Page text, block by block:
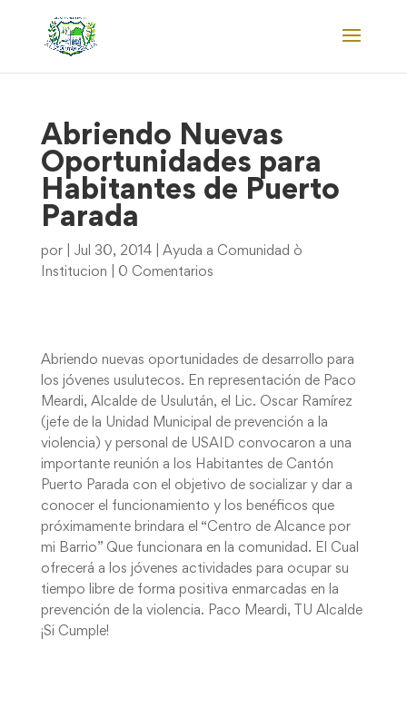
Abriendo Nuevas
Oportunidades para
Habitantes de Puerto
Parada
por Jul 30, 2014| Ayuda a Comunidad ò
Institucion
0 Comentarios
Abriendo nuevas oportunidades de desarrollo para
los jóvenes usulutecos. En representación de Paco
Meardi, Alcalde de Usulután, el Lic. Oscar Ramírez
(jefe de la Unidad Municipal de prevención a la
violencia) y personal de USAID convocaron a una
importante reunión a los Habitantes de Cantón
Puerto Parada con el objetivo de socializar y dar a
conocer el funcionamiento y los benéficos que
próximamente brindara el “Centro de Alcance por
mi Barrio” Que funcionara en la comunidad. El Cual
ofrecerá a los jóvenes actividades para ocupar su
tiempo libre de forma positiva enmarcadas en la
prevención de la violencia. Paco Meardi, TU Alcalde
¡Si Cumple!